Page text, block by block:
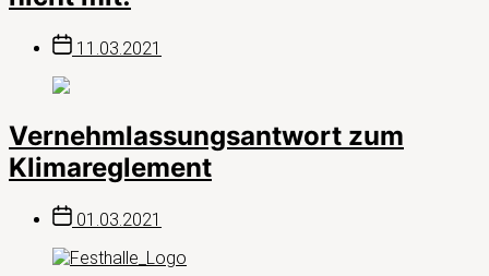
Beitragsdatum
11.03.2021
Vernehmlassungsantwort zum
Klimareglement
Beitragsdatum
01.03.2021